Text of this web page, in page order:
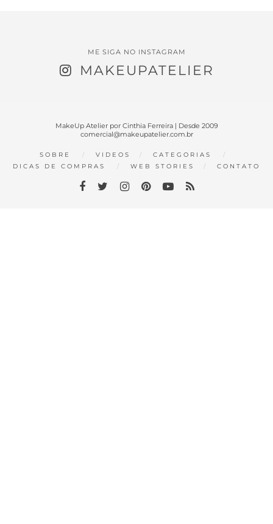
ME SIGA NO INSTAGRAM
MAKEUPATELIER
MakeUp Atelier por Cinthia Ferreira | Desde 2009
comercial@makeupatelier.com.br
SOBRE VIDEOS
CATEGORIAS
DICAS DE COMPRAS
WEB STORIES CONTATO